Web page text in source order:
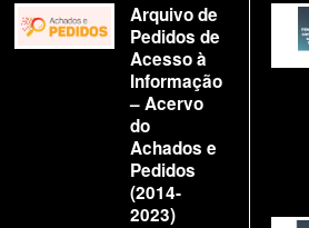
Arquivo de
Pedidos de
Acesso à
Informação
– Acervo
do
Achados e
Pedidos
(2014-
2023)